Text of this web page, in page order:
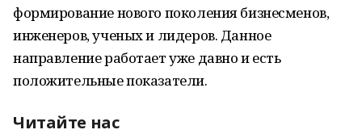
формирование нового поколения бизнесменов,
инженеров, ученых и лидеров. Данное
направление работает уже давно и есть
положительные показатели.
Читайте нас